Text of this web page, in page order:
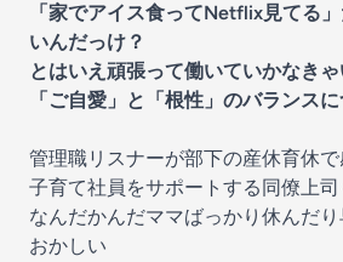
「家でアイス食ってNetflix見てる
いんだっけ？
とはいえ頑張って働いていかなき
「ご自愛」と「根性」のバランスに
管理職リスナーが部下の産休育休で
子育て社員をサポートする同僚上司
なんだかんだママばっかり休んだ
おかしい